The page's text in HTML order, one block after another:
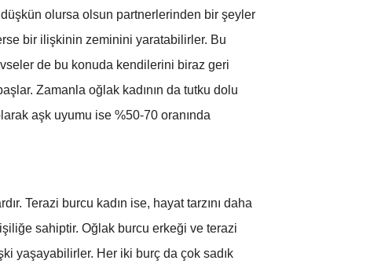
düşkün olursa olsun partnerlerinden bir şeyler
bir ilişkinin zeminini yaratabilirler. Bu
de bu konuda kendilerini biraz geri
Zamanla oğlak kadının da tutku dolu
aşk uyumu ise %50-70 oranında
Terazi burcu kadın ise, hayat tarzını daha
sahiptir. Oğlak burcu erkeği ve terazi
yaşayabilirler. Her iki burç da çok sadık